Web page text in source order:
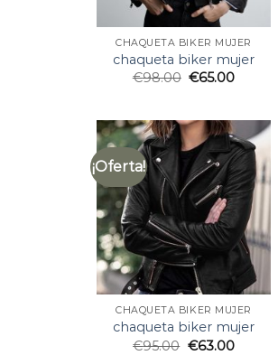
CHAQUETA BIKER MUJER
chaqueta biker mujer
€98.00 €65.00
¡Oferta!
CHAQUETA BIKER MUJER
chaqueta biker mujer
€95.00 €63.00